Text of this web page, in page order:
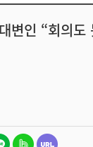
변인 “회의도